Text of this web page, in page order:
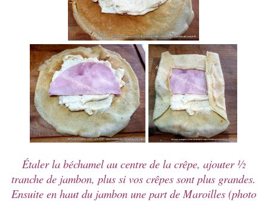
Étaler la béchamel au centre de la crêpe, ajouter ½
tranche de jambon, plus si vos crêpes sont plus grandes.
Ensuite en haut du jambon une part de Maroilles (photo